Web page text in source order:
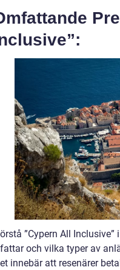
”Cypern All
och vilka typer av
innebär att resenärer